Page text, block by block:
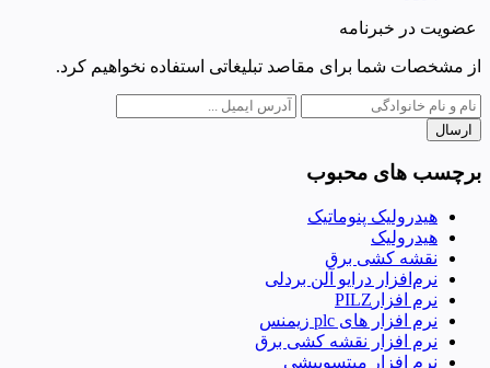
عضویت در خبرنامه
از مشخصات شما برای مقاصد تبلیغاتی استفاده نخواهیم کرد.
ارسال
برچسب های محبوب
هیدرولیک پنوماتیک
هیدرولیک
نقشه کشی برق
نرم‌افزار درایو آلن بردلی
نرم افزارPILZ
نرم افزار های plc زیمنس
نرم افزار نقشه کشی برق
نرم افزار میتسوبیشی